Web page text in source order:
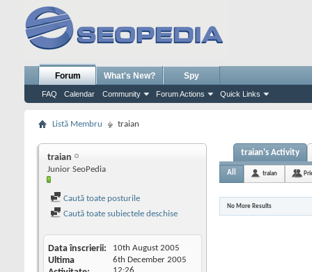
Forum
FAQ Calendar Community Forum Actions Quick Links
What's New? Spy
Listă Membru traian
traian
Junior SeoPedia
Caută toate posturile
Caută toate subiectele deschise
Data înscrierii 10th August 2005
Ultima
6th December 2005
traian's Activity
All traian
No More Results